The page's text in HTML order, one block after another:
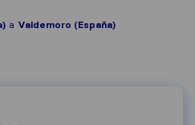
a Valdemoro (España)